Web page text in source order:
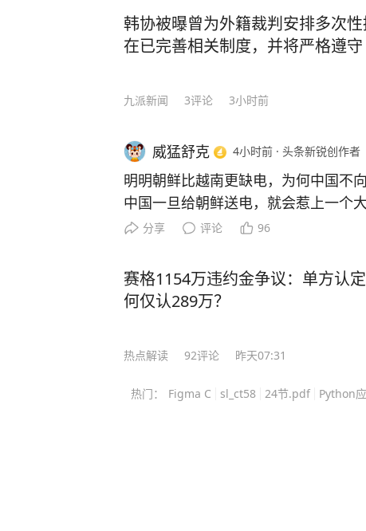
行高盛；25岁重返校园，考进哈佛大
是“百年一遇的人才”。 美国学术界为了挽留他更是开出了千万年薪和美国绿卡的诱
惑，面对巨额奖金的诱惑，李柘远感
柘远将自己十几年来的求学经历和经
籍，从如何精准定位学习漏洞，到快
娓娓道来。 书中每部分都进行了更为详细的拆分，讲解了100+学习方法。比如，如何
提高记忆力教你联想记忆法，多感官
操作方法。 《学习高手》这套书，除了他的独家方法，也有国内外学霸和专家的秘
诀，100多个学习方法给你参考，完全是一
识，最后如愿考上了211大学，并顺利保研。 不是吹嘘！很多家长花
辅导班，都不一定有买一本《学习高
姐”。 （图/蒋立冬 文/阳柳） 本期编
韩协被曝曾为外籍裁判安排多次
在已完善相关制度，并将严格遵守
九派新闻 3评论 3小时前
威猛舒克 4小时前 · 头条新锐创作者
明明朝鲜比越南更缺电，为何中国不
中国一旦给朝鲜送电，就会惹上一个
是“邻居缺电我拉闸”那么简单。电这种
缺电，但中国跟越南之间有电力贸易
这个对比确实值得琢磨，越南这些年
小，中国南方电网早就跟越南并网，
什么大问题。 那问题就来了，朝鲜
也更近，为啥偏偏不送？ 说白了，
分享 评论 96
赛格1154万违约金争议：单方认
何仅认289万？
热点解读 92评论 昨天07:31
热门： Figma C sl_ct58 24节.pdf Python应